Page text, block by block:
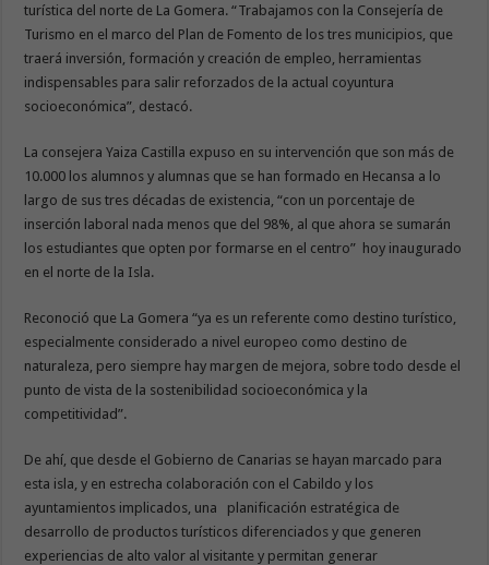
turística del norte de La Gomera. “Trabajamos con la Consejería de
Turismo en el marco del Plan de Fomento de los tres municipios, que
traerá inversión, formación y creación de empleo, herramientas
indispensables para salir reforzados de la actual coyuntura
socioeconómica”, destacó.
La consejera Yaiza Castilla expuso en su intervención que son más de
10.000 los alumnos y alumnas que se han formado en Hecansa a lo
largo de sus tres décadas de existencia, “con un porcentaje de
inserción laboral nada menos que del 98%, al que ahora se sumarán
los estudiantes que opten por formarse en el centro” hoy inaugurado
en el norte de la Isla.
Reconoció que La Gomera “ya es un referente como destino turístico,
especialmente considerado a nivel europeo como destino de
naturaleza, pero siempre hay margen de mejora, sobre todo desde el
punto de vista de la sostenibilidad socioeconómica y la
competitividad”.
De ahí, que desde el Gobierno de Canarias se hayan marcado para
esta isla, y en estrecha colaboración con el Cabildo y los
ayuntamientos implicados, una planificación estratégica de
desarrollo de productos turísticos diferenciados y que generen
experiencias de alto valor al visitante y permitan generar